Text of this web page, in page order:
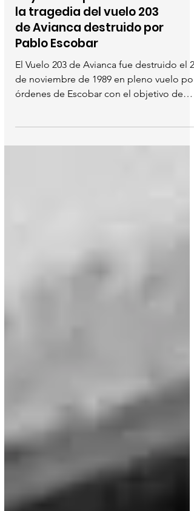
Efemérides
Hoy se cumplen 34 años de
la tragedia del vuelo 203
de Avianca destruido por
Pablo Escobar
El Vuelo 203 de Avianca fue destruido el 27
órdenes de Escobar con el objetivo de